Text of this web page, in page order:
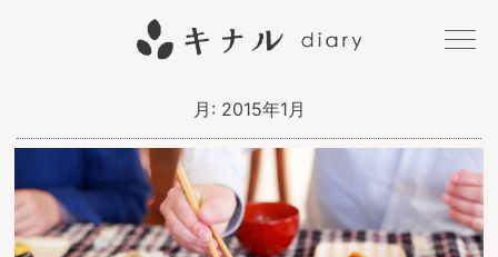
キナル
diary
月: 2015年1月